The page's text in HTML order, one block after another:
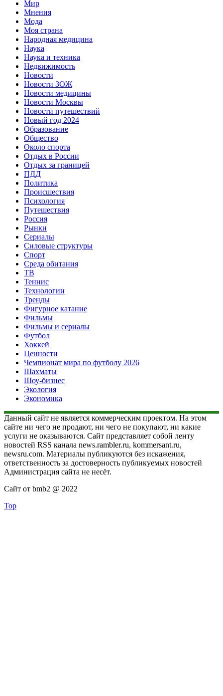
Мир
Мнения
Мода
Моя страна
Народная медицина
Наука
Наука и техника
Недвижимость
Новости
Новости ЗОЖ
Новости медицины
Новости Москвы
Новости путешествий
Новый год 2024
Образование
Общество
Около спорта
Отдых в России
Отдых за границей
ПДД
Политика
Происшествия
Психология
Путешествия
Россия
Рынки
Сериалы
Силовые структуры
Спорт
Среда обитания
ТВ
Теннис
Технологии
Тренды
Фигурное катание
Фильмы
Фильмы и сериалы
Футбол
Хоккей
Ценности
Чемпионат мира по футболу 2026
Шахматы
Шоу-бизнес
Экология
Экономика
Данный сайт не является коммерческим проектом. На этом
сайте ни чего не продают, ни чего не покупают, ни какие
услуги не оказываются. Сайт представляет собой ленту
новостей RSS канала news.rambler.ru, kommersant.ru,
newsru.com. Материалы публикуются без искажения,
ответственность за достоверность публикуемых новостей
Администрация сайта не несёт.
Сайт от bmb2 @ 2022
Top